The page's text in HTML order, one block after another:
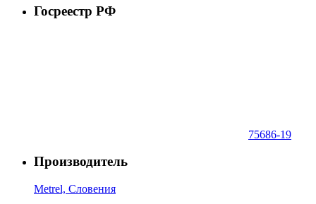
Госреестр РФ
75686-19
Производитель
Metrel, Словения